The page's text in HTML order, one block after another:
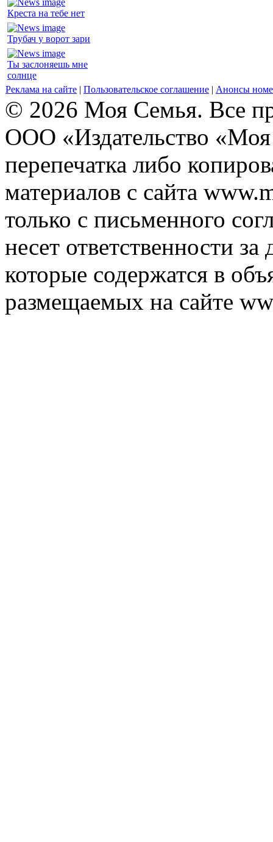
Креста на тебе нет
Трубач у ворот зари
Ты заслоняешь мне
солнце
Реклама на сайте | Пользовательское соглашение | Анонсы
© 2026 Моя Семья. Все
ООО «Издательство
перепечатка либо
материалов с сайта
только с письменного
несет ответственности
которые содержатся в
размещаемых на сайте